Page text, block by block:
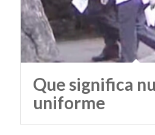
Que significa
uniforme